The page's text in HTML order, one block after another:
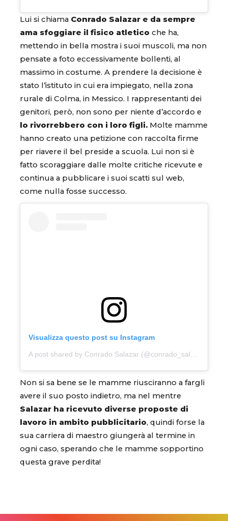
Lui si chiama Conrado Salazar e da sempre
ama sfoggiare il fisico atletico che ha,
mettendo in bella mostra i suoi muscoli, ma non
pensate a foto eccessivamente bollenti, al
massimo in costume. A prendere la decisione è
stato l’istituto in cui era impiegato, nella zona
rurale di Colma, in Messico. I rappresentanti dei
genitori, però, non sono per niente d’accordo e
lo rivorrebbero con i loro figli. Molte mamme
hanno creato una petizione con raccolta firme
per riavere il bel preside a scuola. Lui non si è
fatto scoraggiare dalle molte critiche ricevute e
continua a pubblicare i suoi scatti sul web,
come nulla fosse successo.
Visualizza questo post su Instagram
Non si sa bene se le mamme riusciranno a fargli
avere il suo posto indietro, ma nel mentre
Salazar ha ricevuto diverse proposte di
lavoro in ambito pubblicitario, quindi forse la
sua carriera di maestro giungerà al termine in
ogni caso, sperando che le mamme sopportino
questa grave perdita!